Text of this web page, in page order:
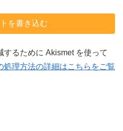
を書き込む
するために Akismet を使って
処理方法の詳細はこちらをご覧